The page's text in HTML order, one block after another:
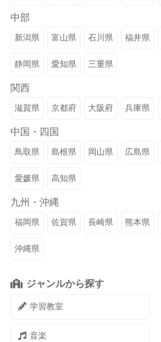
中部
新潟県 富山県 石川県 福井県
静岡県 愛知県 三重県
関西
滋賀県 京都府 大阪府 兵庫県
中国・四国
鳥取県 島根県 岡山県 広島県
愛媛県 高知県
九州・沖縄
福岡県 佐賀県 長崎県 熊本県
沖縄県
ジャンルから探す
学習教室
音楽